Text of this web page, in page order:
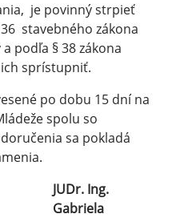
je povinný strpieť
stavebného zákona
podľa § 38 zákona
sprístupniť.
po dobu 15 dní na
spolu so
sa pokladá
JUDr. Ing.
Gabriela